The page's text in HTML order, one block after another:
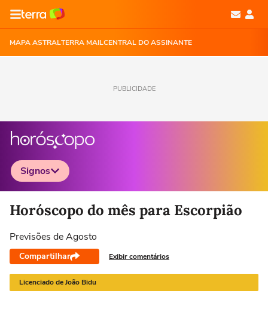
MAPA ASTRALTERRA MAILCENTRAL DO ASSINANTE
PUBLICIDADE
Signos
Selecione o signo para ver as notícias
Áries Touro Gêmeos
Horóscopo do mês para Escorpião
Previsões de Agosto
Compartilhar Exibir comentários
Licenciado de João Bidu